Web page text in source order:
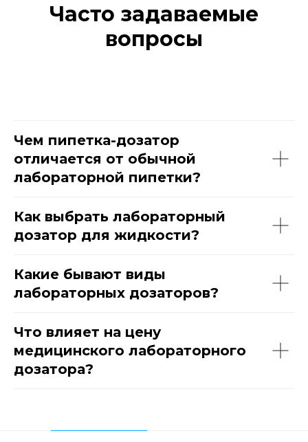
Часто задаваемые
вопросы
Чем пипетка-дозатор
отличается от обычной
лабораторной пипетки?
Как выбрать лабораторный
дозатор для жидкости?
Какие бывают виды
лабораторных дозаторов?
Что влияет на цену
медицинского лабораторного
дозатора?